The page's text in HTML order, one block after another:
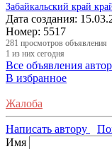
Забайкальский край
Дата создания:
Номер: 5517
281 просмотров объявления
1 из них сегодня
Все объявления
В избранное
Жалоба
Написать автору
Имя